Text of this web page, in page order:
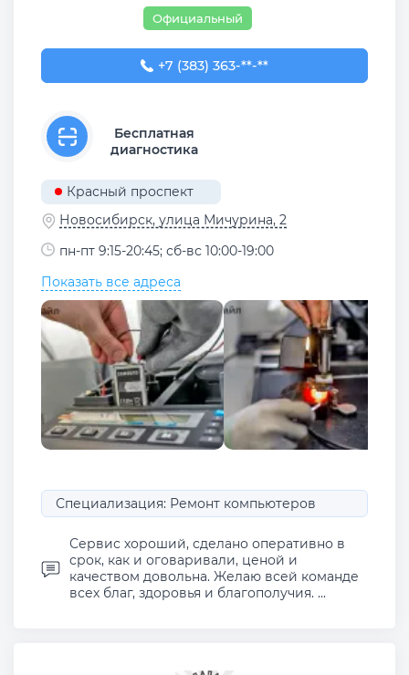
Официальный
+7 (383) 363-99-09
+7 (383) 363-**-**
Бесплатная
диагностика
Красный проспект
Новосибирск, улица Мичурина, 2
пн-пт 9:15-20:45; сб-вс 10:00-19:00
Показать все адреса
Специализация: Ремонт компьютеров
Сервис хороший, сделано оперативно в
срок, как и оговаривали, ценой и
качеством довольна. Желаю всей команде
всех благ, здоровья и благополучия. ...